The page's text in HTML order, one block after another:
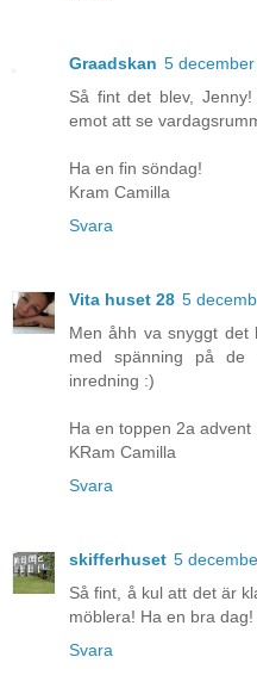
Graadskan 5
Så fint det blev,
emot att se
Ha en fin söndag!
Kram Camilla
Svara
Vita huset 28 5
Men åhh va snyggt det
med spänning på de
inredning :)
Ha en toppen 2a advent
KRam Camilla
Svara
skifferhuset 5
Så fint, å kul att det är
möblera! Ha en bra
Svara